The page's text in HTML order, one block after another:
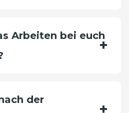
Arbeiten bei euch
der